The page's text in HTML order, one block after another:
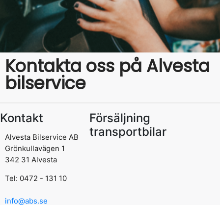
Kontakta oss på Alvesta
bilservice
Kontakt
Alvesta Bilservice AB
Grönkullavägen 1
342 31 Alvesta
Tel: 0472 - 131 10
info@abs.se
Försäljning
transportbilar